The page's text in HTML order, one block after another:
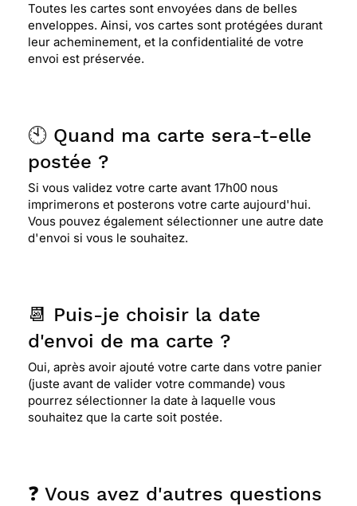
Toutes les cartes sont envoyées dans de belles
enveloppes. Ainsi, vos cartes sont protégées durant
leur acheminement, et la confidentialité de votre
envoi est préservée.
🕙 Quand ma carte sera-t-elle
postée ?
Si vous validez votre carte avant 17h00 nous
imprimerons et posterons votre carte aujourd'hui.
Vous pouvez également sélectionner une autre date
d'envoi si vous le souhaitez.
📆 Puis-je choisir la date
d'envoi de ma carte ?
Oui, après avoir ajouté votre carte dans votre panier
(juste avant de valider votre commande) vous
pourrez sélectionner la date à laquelle vous
souhaitez que la carte soit postée.
❓ Vous avez d'autres questions